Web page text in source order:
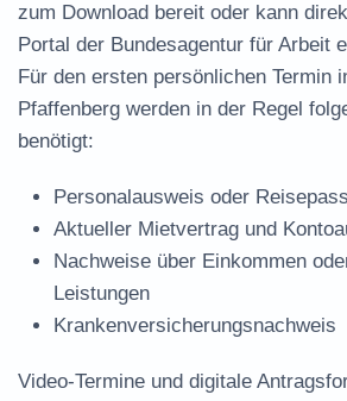
zum Download bereit oder kann
Portal der Bundesagentur für Arbeit
Für den ersten persönlichen Termin
Pfaffenberg werden in der Regel
benötigt:
Personalausweis oder Reisepass
Aktueller Mietvertrag und
Nachweise über Einkommen
Leistungen
Krankenversicherungsnachweis
Video-Termine und digitale